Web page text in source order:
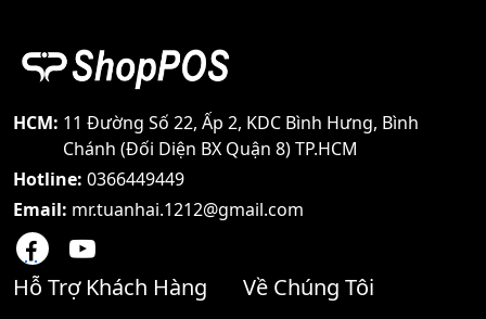
HCM: 11 Đường Số 22, Ấp 2, KDC Bình Hưng, Bình
Chánh (Đối Diện BX Quận 8) TP.HCM
Hotline: 0366449449
Email: mr.tuanhai.1212@gmail.com
Hỗ Trợ Khách Hàng Về Chúng Tôi